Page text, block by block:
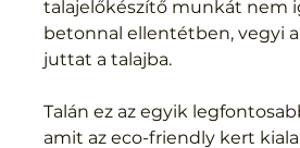
talajelőkészítő munkát nem
betonnal ellentétben, vegyi
juttat a talajba.
Talán ez az egyik
amit az eco-friendly kert